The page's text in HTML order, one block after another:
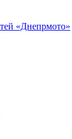
«Днепрмото»